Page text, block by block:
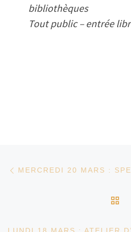
bibliothèques
Tout public – entrée
MERCREDI 20 MARS :